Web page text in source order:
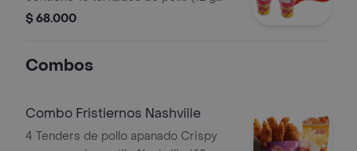
und), papas a la francesa grande (100
$ 68.000
Combos
Combo Fristiernos Nashville
4 Tenders de pollo apanado Crispy